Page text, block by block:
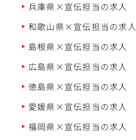
兵庫県×宣伝担当の求人
和歌山県×宣伝担当の求人
島根県×宣伝担当の求人
広島県×宣伝担当の求人
徳島県×宣伝担当の求人
愛媛県×宣伝担当の求人
福岡県×宣伝担当の求人